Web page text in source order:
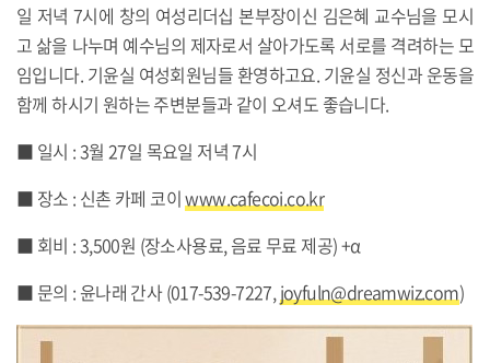
일 저녁 7시에 창의 여성리더십 본부장이신 김은혜 교수님을 모시
고 삶을 나누며 예수님의 제자로서 살아가도록 서로를 격려하는 모
임입니다. 기윤실 여성회원님들 환영하고요. 기윤실 정신과 운동을
함께 하시기 원하는 주변분들과 같이 오셔도 좋습니다.
■ 일시 : 3월 27일 목요일 저녁 7시
■ 장소 : 신촌 카페 코이www.cafecoi.co.kr
■ 회비 : 3,500원 (장소사용료, 음료 무료 제공) +α
■ 문의 : 윤나래 간사 (017-539-7227, joyfuln@dreamwiz.com)